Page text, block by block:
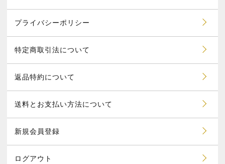
プライバシーポリシー
特定商取引法について
返品特約について
送料とお支払い方法について
新規会員登録
ログアウト